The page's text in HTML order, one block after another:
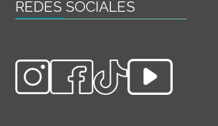
REDES SOCIALES